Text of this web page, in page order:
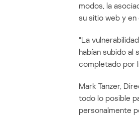
modos, la
su sitio web y
“La
habían subido
completado por
Mark Tanzer,
todo lo posible
personalmente